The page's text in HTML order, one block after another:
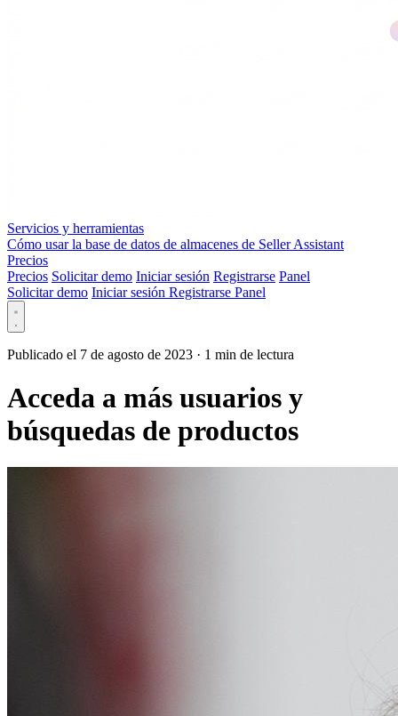
Servicios y herramientas
Cómo usar la base de datos de almacenes de Seller Assistant
Precios
Precios Solicitar demo Iniciar sesión Registrarse Panel
Solicitar demo Iniciar sesión Registrarse Panel
Publicado el 7 de agosto de 2023 · 1 min de lectura
Acceda a más usuarios y
búsquedas de productos